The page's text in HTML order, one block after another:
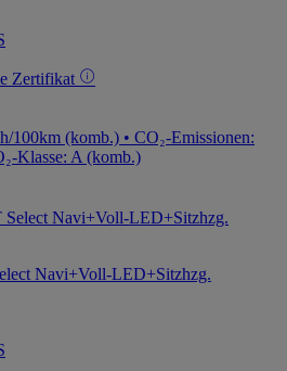
Zertifikat
100km (komb.) • CO₂-Emissionen:
Klasse: A (komb.)
Navi+Voll-LED+Sitzhzg.